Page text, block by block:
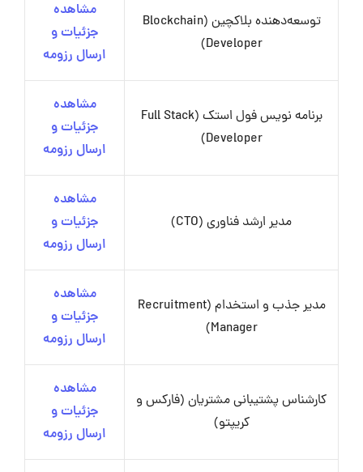
توسعه‌دهنده بلاکچین (Blockchain
Developer)
مشاهده
جزئیات و
ارسال رزومه
برنامه نویس فول استک (Full Stack
Developer)
مشاهده
جزئیات و
ارسال رزومه
مدیر ارشد فناوری (CTO)
مشاهده
جزئیات و
ارسال رزومه
مدیر جذب و استخدام (Recruitment
Manager)
مشاهده
جزئیات و
ارسال رزومه
کارشناس پشتیبانی مشتریان (فارکس و
کریپتو)
مشاهده
جزئیات و
ارسال رزومه